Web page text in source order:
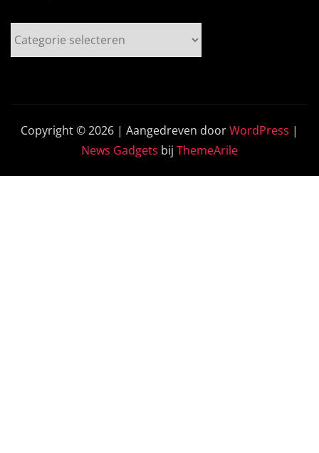
Categorieën
Copyright © 2026 | Aangedreven doorWordPress |
News Gadgets bij ThemeArile